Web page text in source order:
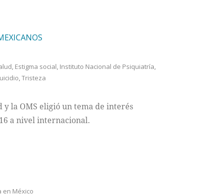
Estigma social Instituto Nacional de Psiquiatría
Tristeza
la OMS eligió un tema de interés
a nivel internacional.
en México